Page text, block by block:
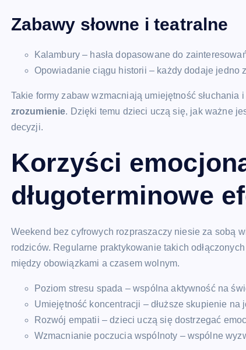
Zabawy słowne i teatralne
Kalambury – hasła dopasowane do
Opowiadanie ciągu historii – każdy dodaje jedno
Takie formy zabaw wzmacniają umiejętność
zrozumienie. Dzięki temu dzieci uczą się, jak ważne
decyzji.
Korzyści
długoterminowe
Weekend bez cyfrowych rozpraszaczy niesie za sobą
rodziców. Regularne praktykowanie takich
między obowiązkami a czasem wolnym.
Poziom stresu spada – wspólna aktywność na
Umiejętność koncentracji – dłuższe skupienie
Rozwój empatii – dzieci uczą się dostrzegać
Wzmacnianie poczucia wspólnoty – wspólne